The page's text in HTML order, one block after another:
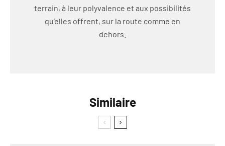
terrain, à leur polyvalence et aux possibilités
qu’elles offrent, sur la route comme en
dehors.
Similaire